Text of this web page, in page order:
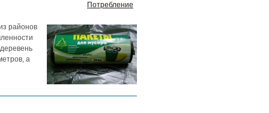
Потребление
районов
а